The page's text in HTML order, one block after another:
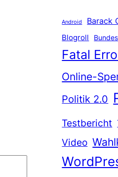
Android Barack
Blogroll
Fatal
Online-
Politik 2.0
Testbericht
Video